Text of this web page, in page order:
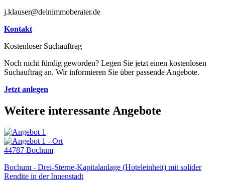
j.klauser@deinimmoberater.de
Kontakt
Kostenloser Suchauftrag
Noch nicht fündig geworden? Legen Sie jetzt einen kostenlosen
Suchauftrag an. Wir informieren Sie über passende Angebote.
Jetzt anlegen
Weitere interessante Angebote
44787 Bochum
Bochum - Drei-Sterne-Kapitalanlage (Hoteleinheit) mit solider
Rendite in der Innenstadt